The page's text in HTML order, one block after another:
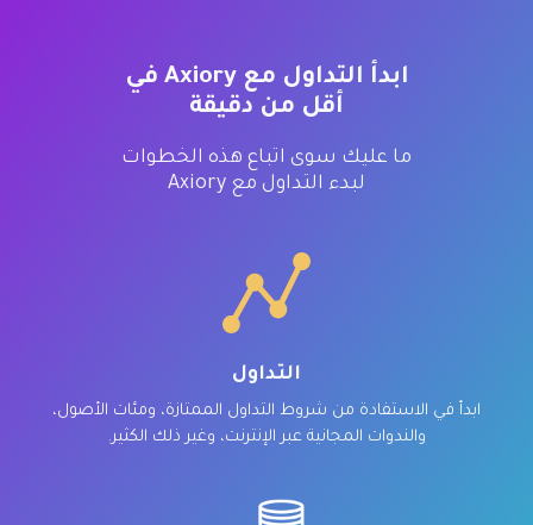
ابدأ التداول مع Axiory في
أقل من دقيقة
ما عليك سوى اتباع هذه الخطوات
لبدء التداول مع Axiory
التداول
ابدأ في الاستفادة من شروط التداول الممتازة، ومئات الأصول،
والندوات المجانية عبر الإنترنت، وغير ذلك الكثير.